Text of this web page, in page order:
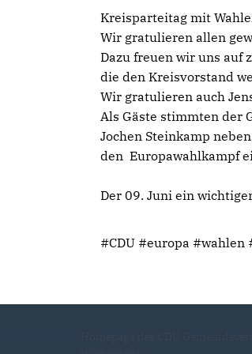
Kreisparteitag mit
Wir gratulieren allen
Dazu freuen wir uns auf
die den Kreisvorstand
Wir gratulieren auch
Als Gäste stimmten der
Jochen Steinkamp
den Europawahlkampf
Der 09. Juni ein
#CDU #europa